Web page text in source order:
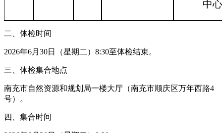
中心
二、体检时间
2026年6月30日（星期二）8:30至体检结束。
三、体检集合地点
南充市自然资源和规划局一楼大厅（南充市顺庆区万年西路4
号）。
四、集合时间